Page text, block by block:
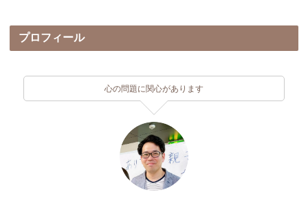
プロフィール
心の問題に関心があります